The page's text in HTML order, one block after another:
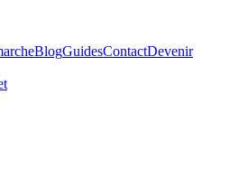
BlogGuidesContactDevenir